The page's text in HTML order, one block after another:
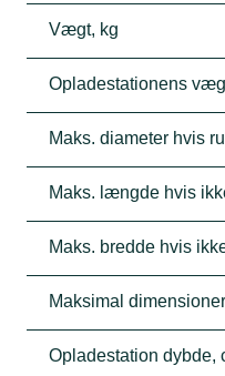
Vægt, kg
Opladestationens
Maks. diameter hvis
Maks. længde hvis
Maks. bredde hvis
Maksimal
Opladestation dybde,